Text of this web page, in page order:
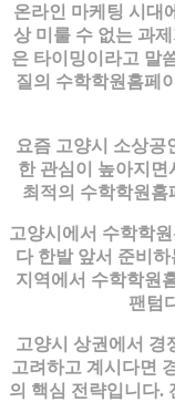
온라인 마케팅 시대
상 미룰 수 없는 과
은 타이밍이라고 말
질의 수학학원홈페
요즘 고양시 소상공
한 관심이 높아지
최적의 수학학원홈
고양시에서 수학학
다 한발 앞서 준비
지역에서 수학학원
팬텀
고양시 상권에서 경
고려하고 계시다면
의 핵심 전략입니다.